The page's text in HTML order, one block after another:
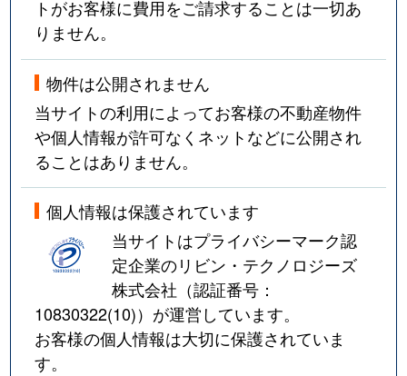
トがお客様に費用をご請求することは一切あ
りません。
物件は公開されません
当サイトの利用によってお客様の不動産物件
や個人情報が許可なくネットなどに公開され
ることはありません。
個人情報は保護されています
当サイトはプライバシーマーク認
定企業のリビン・テクノロジーズ
株式会社（認証番号：
10830322(10)）が運営しています。
お客様の個人情報は大切に保護されていま
す。